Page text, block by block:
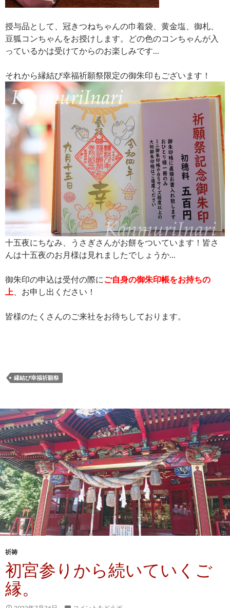
授与品として、冠きつねちゃんの巾着袋、黄金塩、御札、
豆狐コンちゃんをお授けします。どの色のコンちゃんが入
っているかは受けてからのお楽しみです…
それから縁結び幸福祈願祭限定の御朱印もございます！
十五夜にちなみ、うさぎさんがお餅をついています！皆さ
んは十五夜のお月様は見れましたでしょうか…
御朱印の申込は受付の際にご自身の御朱印帳をお持ちの
上 、お申し出ください！
皆様のたくさんのご来社をお待ちしております。
縁結び幸福祈願祭
祈祷
初宮参りから続いていくご
縁。